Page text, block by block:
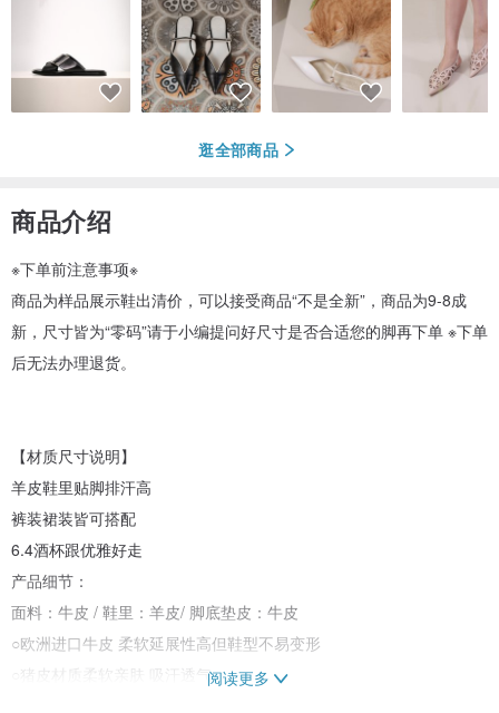
逛全部商品
商品介绍
※下单前注意事项※
商品为样品展示鞋出清价，可以接受商品“不是全新”，商品为9-8成
新，尺寸皆为“零码”请于小编提问好尺寸是否合适您的脚再下单 ※下单
后无法办理退货。
【材质尺寸说明】
羊皮鞋里贴脚排汗高
裤装裙装皆可搭配
6.4酒杯跟优雅好走
产品细节：
面料：牛皮 / 鞋里：羊皮/ 脚底垫皮：牛皮
○欧洲进口牛皮 柔软延展性高但鞋型不易变形
○猪皮材质柔软亲肤 吸汗透气阅读更多